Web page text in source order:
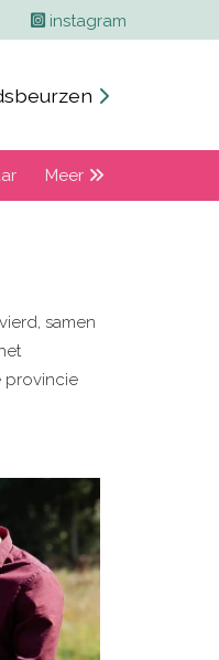
instagram
Meer
samen
provincie